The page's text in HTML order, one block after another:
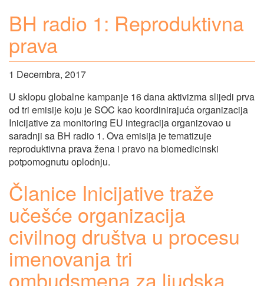
BH radio 1: Reproduktivna
prava
1 Decembra, 2017
U sklopu globalne kampanje 16 dana aktivizma slijedi prva
od tri emisije koju je SOC kao koordinirajuća organizacija
Inicijative za monitoring EU integracija organizovao u
saradnji sa BH radio 1. Ova emisija je tematizuje
reproduktivna prava žena i pravo na biomedicinski
potpomognutu oplodnju.
Članice Inicijative traže
učešće organizacija
civilnog društva u procesu
imenovanja tri
ombudsmena za ljudska